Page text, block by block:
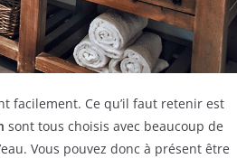
facilement. Ce qu’il faut retenir est
sont tous choisis avec beaucoup de
Vous pouvez donc à présent être